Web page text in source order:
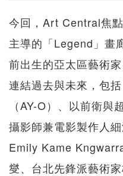
今回，Art Central焦
主導的「Legend」畫
前出生的亞太區藝術
連結過去與未來，包
（AY-O）、以前衛
攝影師兼電影製作人
Emily Kame
燮、台北先鋒派藝術